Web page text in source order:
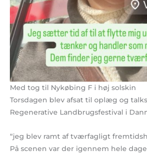
Med tog til Nykøbing F i høj solskin
Torsdagen blev afsat til oplæg og
Regenerative Landbrugsfestival i
“jeg blev ramt af tværfagligt
På scenen var der igennem hele